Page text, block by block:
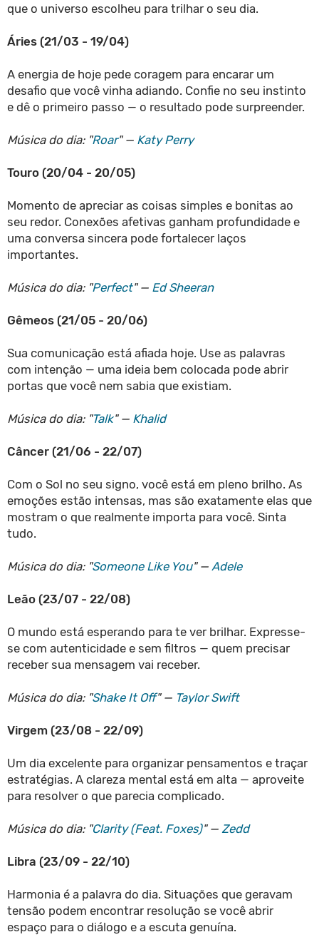
que o universo escolheu para trilhar o seu dia.
Áries (21/03 - 19/04)
A energia de hoje pede coragem para encarar um
desafio que você vinha adiando. Confie no seu instinto
e dê o primeiro passo — o resultado pode surpreender.
Música do dia: "Roar" — Katy Perry
Touro (20/04 - 20/05)
Momento de apreciar as coisas simples e bonitas ao
seu redor. Conexões afetivas ganham profundidade e
uma conversa sincera pode fortalecer laços
importantes.
Música do dia: "Perfect" — Ed Sheeran
Gêmeos (21/05 - 20/06)
Sua comunicação está afiada hoje. Use as palavras
com intenção — uma ideia bem colocada pode abrir
portas que você nem sabia que existiam.
Música do dia: "Talk" — Khalid
Câncer (21/06 - 22/07)
Com o Sol no seu signo, você está em pleno brilho. As
emoções estão intensas, mas são exatamente elas que
mostram o que realmente importa para você. Sinta
tudo.
Música do dia: "Someone Like You" — Adele
Leão (23/07 - 22/08)
O mundo está esperando para te ver brilhar. Expresse-
se com autenticidade e sem filtros — quem precisar
receber sua mensagem vai receber.
Música do dia: "Shake It Off" — Taylor Swift
Virgem (23/08 - 22/09)
Um dia excelente para organizar pensamentos e traçar
estratégias. A clareza mental está em alta — aproveite
para resolver o que parecia complicado.
Música do dia: "Clarity (Feat. Foxes)" — Zedd
Libra (23/09 - 22/10)
Harmonia é a palavra do dia. Situações que geravam
tensão podem encontrar resolução se você abrir
espaço para o diálogo e a escuta genuína.